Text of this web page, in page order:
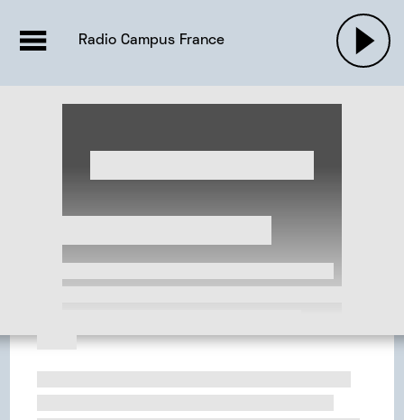
ACTUALITÉS
EMISSIONS |
PODCASTS
Radio Campus France